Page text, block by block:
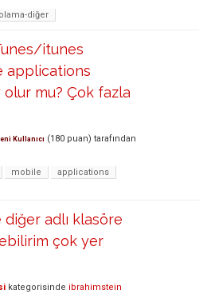
diğer
itunes
applications
mu? Çok fazla
Kullanıcı (180 puan) tarafından
mobile
applications
adlı klasöre
çok yer
kategorisinde ibrahimstein